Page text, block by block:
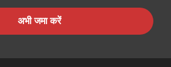
अभी जमा करें